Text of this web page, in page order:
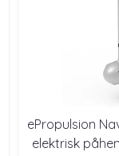
ePropulsion
elektrisk